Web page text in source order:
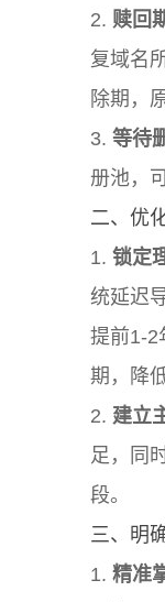
2. 赎回
复域名
除期，
3. 等待
册池，
二、优
1. 锁定
统延迟
提前1-2
期，降
2. 建立
足，同
段。
三、明
1. 精准